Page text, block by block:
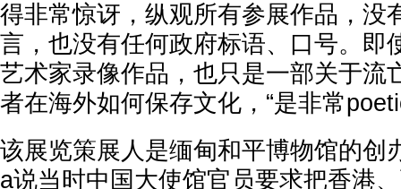
得非常惊讶，纵观所有参展作品，没
言，也没有任何政府标语、口号。即
艺术家录像作品，也只是一部关于流
者在海外如何保存文化，“是非常
该展览策展人是缅甸和平博物馆的创
a说当时中国大使馆官员要求把香港